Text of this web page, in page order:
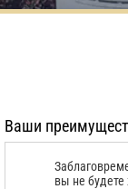
Ваши
вы не